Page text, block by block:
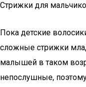
Стрижки для
Пока детские
сложные стрижки
малышей в таком
непослушные,